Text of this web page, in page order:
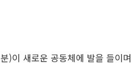
)이 새로운 공동체에 발을 들이며